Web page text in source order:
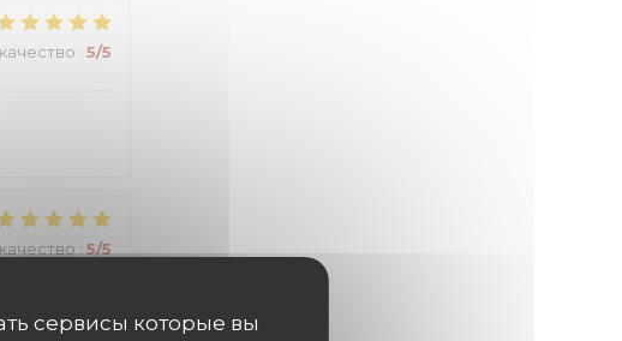
сервисы которые вы
: 5/5
: 5/5
en trop ^^